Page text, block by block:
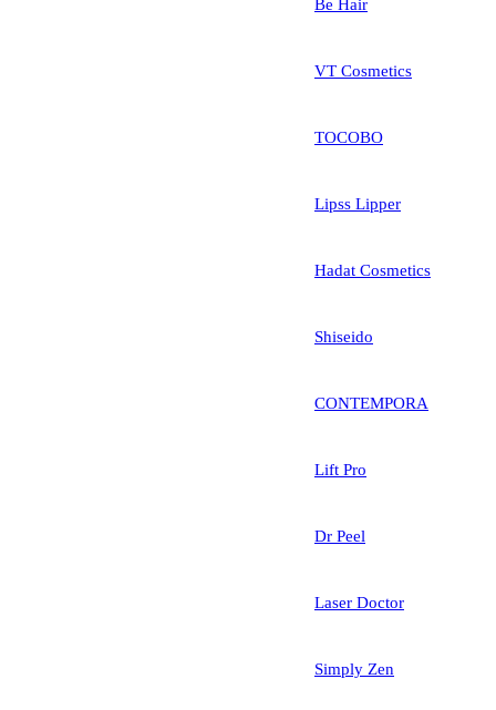
Be Hair
VT Cosmetics
TOCOBO
Lipss Lipper
Hadat Cosmetics
Shiseido
CONTEMPORA
Lift Pro
Dr Peel
Laser Doctor
Simply Zen